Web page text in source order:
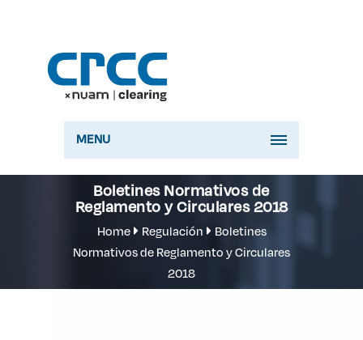
MENU
Boletines Normativos de
Reglamento y Circulares 2018
Home Regulación
Boletines
Normativos de Reglamento y Circulares
2018